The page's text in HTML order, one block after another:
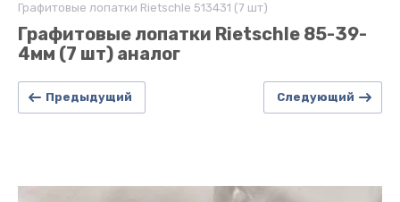
Графитовые лопатки Rietschle 513431 (7 шт)
Графитовые лопатки Rietschle 85-39-
4мм (7 шт) аналог
Предыдущий Следующий